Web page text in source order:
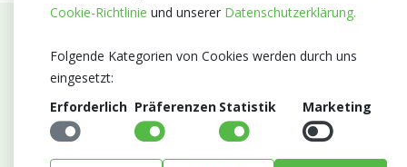
Abonnieren Sie unseren Newsletter
Bleiben Sie auf dem Laufenden mit Neuigkeiten und
Entwicklungen von Blumengroßhandel Heyl
Cookie-Richtlinie und unserer Datenschutzerklärung.
Folgende Kategorien von Cookies werden durch uns
eingesetzt:
Erforderlich Präferenzen Statistik Marketing